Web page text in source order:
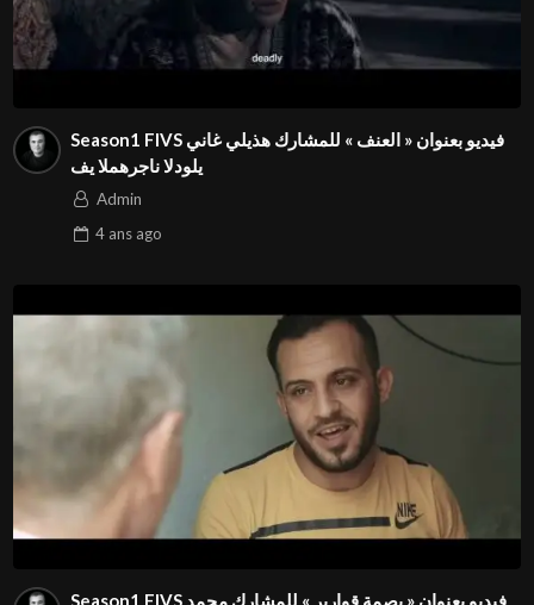
Season1 FIVS فيديو بعنوان « العنف » للمشارك هذيلي غاني
في المهرجان الدولي⁩
Admin
4 ansago
Season1 FIVS فيديو بعنوان « بصمة قوارير » للمشارك محمد